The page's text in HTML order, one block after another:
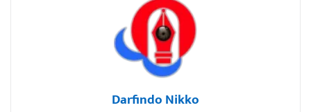
Darfindo Nikko